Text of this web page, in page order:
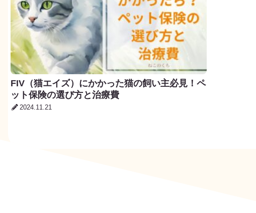
FIV（猫エイズ）にかかった猫の飼い主必見！ペ
ット保険の選び方と治療費
2024.11.21